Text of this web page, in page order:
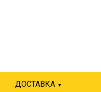
ДОСТАВКА